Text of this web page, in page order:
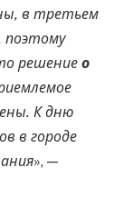
в третьем
решение о
К дню
в городе
», —